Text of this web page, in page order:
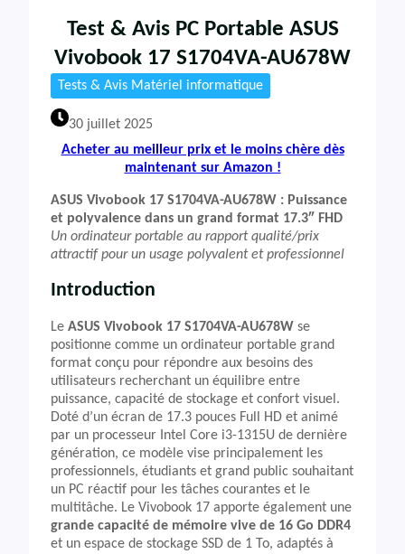
Test & Avis PC Portable ASUS
Vivobook 17 S1704VA-AU678W
Tests & Avis Matériel informatique
30 juillet 2025
Acheter au meilleur prix et le moins chère dès
maintenant sur Amazon !
ASUS Vivobook 17 S1704VA-AU678W : Puissance
et polyvalence dans un grand format 17.3″ FHD
Un ordinateur portable au rapport qualité/prix
attractif pour un usage polyvalent et professionnel
Introduction
Le ASUS Vivobook 17 S1704VA-AU678W se
positionne comme un ordinateur portable grand
format conçu pour répondre aux besoins des
utilisateurs recherchant un équilibre entre
puissance, capacité de stockage et confort visuel.
Doté d’un écran de 17.3 pouces Full HD et animé
par un processeur Intel Core i3-1315U de dernière
génération, ce modèle vise principalement les
professionnels, étudiants et grand public souhaitant
un PC réactif pour les tâches courantes et le
multitâche. Le Vivobook 17 apporte également une
grande capacité de mémoire vive de 16 Go DDR4
et un espace de stockage SSD de 1 To, adaptés à